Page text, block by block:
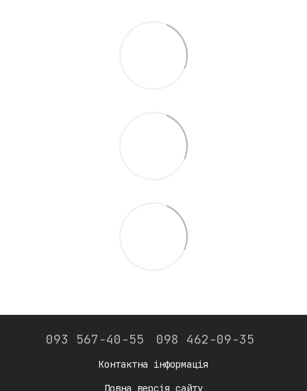
093 567-40-55 098 462-09-35
Контактна інформація
Повна версія сайту